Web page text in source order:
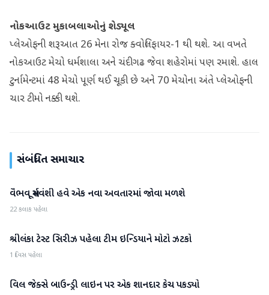
નોકઆઉટ મુકાબલાઓનું શેડ્યૂલ
પ્લેઓફની શરૂઆત 26 મેના રોજ ક્વોલિફાયર-1 થી થશે. આ વખતે
નોકઆઉટ મેચો ધર્મશાલા અને ચંદીગઢ જેવા શહેરોમાં પણ રમાશે. હાલ
ટુર્નામેન્ટમાં 48 મેચો પૂર્ણ થઈ ચૂકી છે અને 70 મેચોના અંતે પ્લેઓફની
ચાર ટીમો નક્કી થશે.
સંબંધિત સમાચાર
રમતગમત
વૈભવ સૂર્યવંશી હવે એક નવા અવતારમાં જોવા મળશે
22 કલાક પહેલા
રમતગમત
શ્રીલંકા ટેસ્ટ સિરીઝ પહેલા ટીમ ઇન્ડિયાને મોટો ઝટકો
1 દિવસ પહેલા
રમતગમત
વિલ જેક્સે બાઉન્ડ્રી લાઇન પર એક શાનદાર કેચ પકડ્યો